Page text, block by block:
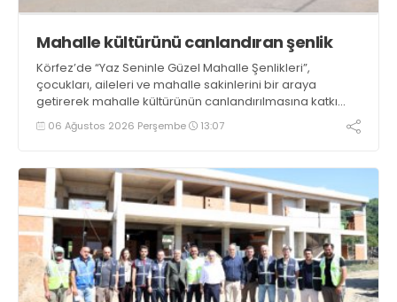
Mahalle kültürünü canlandıran şenlik
Körfez’de “Yaz Seninle Güzel Mahalle Şenlikleri”,
çocukları, aileleri ve mahalle sakinlerini bir araya
getirerek mahalle kültürünün canlandırılmasına katkı
sağlıyor
06 Ağustos 2026 Perşembe 13:07